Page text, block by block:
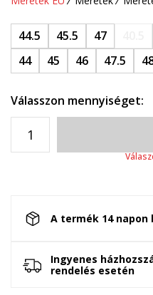
44.5 45.5 47
44
45 46 47.5
Válasszon mennyiséget:
A termék 14
Ingyenes
rendelés esetén